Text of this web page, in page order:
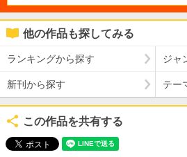
他の作品も探してみる
ランキングから探す ジャ
新刊から探す テー
この作品を共有する